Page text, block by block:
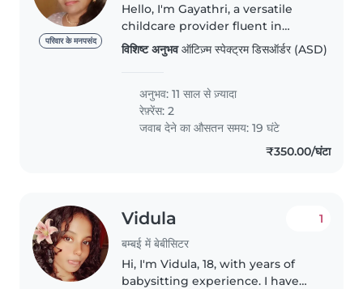
परिवार के मनपसंद
Hello, I'm Gayathri, a versatile
childcare provider fluent in
Hindi, Tamil, Kannada, and
English. With a comprehensive
well-rounded approach to..
विशिष्ट अनुभवऑटिज़्म स्पेक्ट्रम डिसऑर्डर (ASD)
अनुभव: 11 साल से ज़्यादा
रेफ़्रेंस: 2
जवाब देने का औसतन समय: 19 घंटे
₹350.00/घंटा
Vidula
बम्बई में बेबीसिटर
1
Hi, I'm Vidula, 18, with years of
babysitting experience. I have